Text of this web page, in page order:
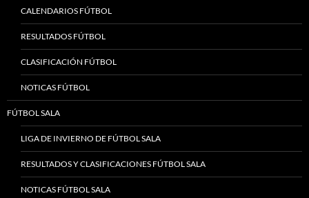
CALENDARIOS FÚTBOL
RESULTADOS FÚTBOL
CLASIFICACIÓN FÚTBOL
NOTICAS FÚTBOL
FÚTBOL SALA
LIGA DE INVIERNO DE FÚTBOL SALA
RESULTADOS Y CLASIFICACIONES FÚTBOL SALA
NOTICAS FÚTBOL SALA